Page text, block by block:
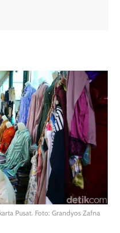
Pusat. Foto: Grandyos Zafna